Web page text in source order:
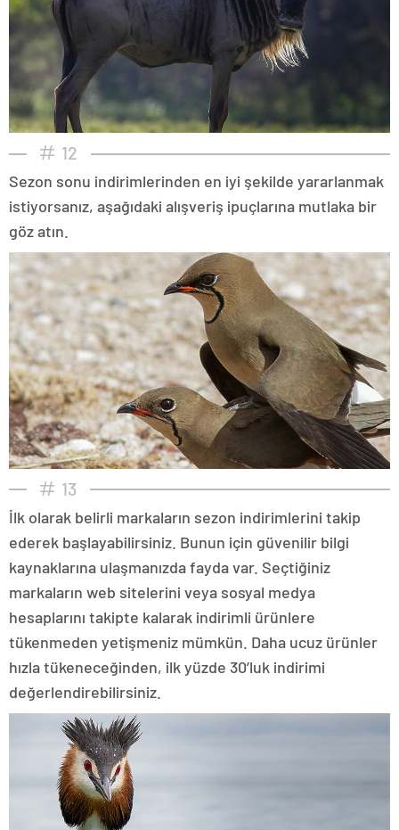
12
Sezon sonu indirimlerinden en iyi şekilde yararlanmak
istiyorsanız, aşağıdaki alışveriş ipuçlarına mutlaka bir
göz atın.
13
İlk olarak belirli markaların sezon indirimlerini takip
ederek başlayabilirsiniz. Bunun için güvenilir bilgi
kaynaklarına ulaşmanızda fayda var. Seçtiğiniz
markaların web sitelerini veya sosyal medya
hesaplarını takipte kalarak indirimli ürünlere
tükenmeden yetişmeniz mümkün. Daha ucuz ürünler
hızla tükeneceğinden, ilk yüzde 30’luk indirimi
değerlendirebilirsiniz.